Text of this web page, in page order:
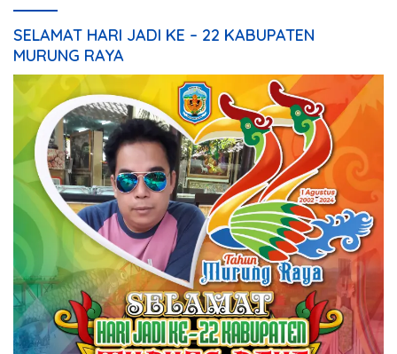
SELAMAT HARI JADI KE – 22 KABUPATEN
MURUNG RAYA